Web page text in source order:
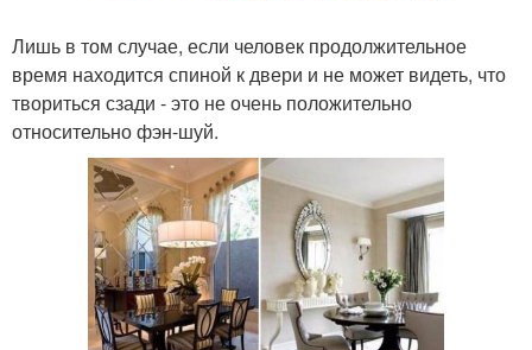
Лишь в том случае, если человек продолжительное
время находится спиной к двери и не может видеть, что
твориться сзади - это не очень положительно
относительно фэн-шуй.